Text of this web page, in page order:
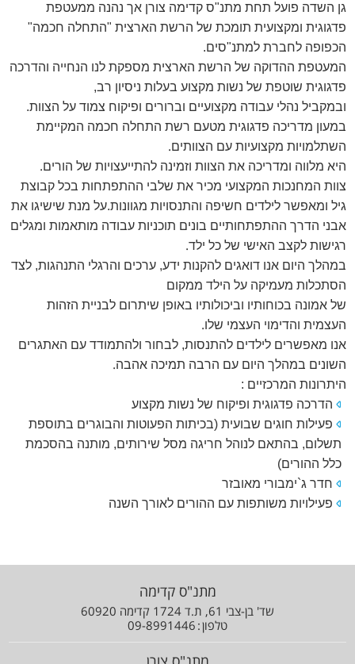
גן השדה פועל תחת מתנ"ס קדימה צורן אך נהנה ממעטפת
פדגוגית ומקצועית תומכת של הרשת הארצית "התחלה חכמה"
הכפופה לחברת למתנ"סים.
המעטפת ההדוקה של הרשת הארצית מספקת לנו הנחייה והדרכה
פדגוגית שוטפת של נשות מקצוע בעלות ניסיון רב,
ובמקביל נהלי עבודה מקצועיים וברורים ופיקוח צמוד על הצוות.
במעון מדריכה פדגוגית מטעם רשת התחלה חכמה המקיימת
השתלמויות מקצועיות עם הצוותים.
היא מלווה ומדריכה את הצוות וזמינה להתייעצויות של הורים.
צוות המחנכות המקצועי מכיר את שלבי ההתפתחות בכל קבוצת
גיל ומאפשר לילדים חשיפה והתנסויות מגוונות.על מנת שישיגו את
אבני הדרך ההתפתחותיים בונים תוכניות עבודה מותאמות ומגלים
רגישות לקצב האישי של כל ילד.
במהלך היום אנו דואגים להקנות ידע, ערכים והרגלי התנהגות, לצד
הסתכלות מעמיקה על הילד ממקום
של אמונה בכוחותיו וביכולותיו באופן שיתרום לבניית הזהות
העצמית והדימוי העצמי שלו.
אנו מאפשרים לילדים להתנסות, לבחור ולהתמודד עם האתגרים
השונים במהלך היום עם הרבה תמיכה אהבה.
היתרונות המרכזיים :
הדרכה פדגוגית ופיקוח של נשות מקצוע
פעילות חוגים שבועית (בכיתות הפעוטות והבוגרים בתוספת
תשלום, בהתאם לנוהל חריגה מסל שירותים, מותנה בהסכמת
כלל ההורים)
חדר ג`ימבורי מאובזר
פעילויות משותפות עם ההורים לאורך השנה
מתנ"ס קדימה
שד' בן-צבי 61, ת.ד 1724 קדימה 60920
טלפון 09-8991446